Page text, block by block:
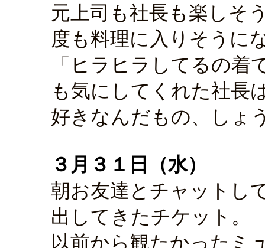
元上司も社長も楽しそ
度も料理に入りそうに
「ヒラヒラしてるの着
も気にしてくれた社長
好きなんだもの、しょ
３月３１日（水）
朝お友達とチャットし
出してきたチケット。
以前から観たかったミ